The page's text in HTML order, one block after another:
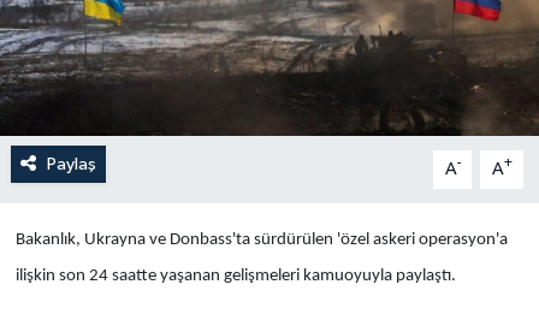
Paylaş A- A+
Bakanlık, Ukrayna ve Donbass'ta sürdürülen 'özel askeri operasyon'a
ilişkin son 24 saatte yaşanan gelişmeleri kamuoyuyla paylaştı.
Dünya
Eği̇ti̇m